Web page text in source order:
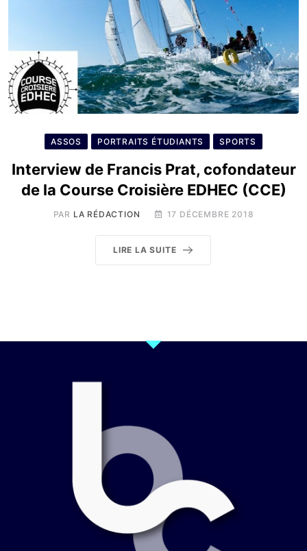
ASSOS PORTRAITS ÉTUDIANTS SPORTS
Interview de Francis Prat, cofondateur
de la Course Croisière EDHEC (CCE)
PAR LA RÉDACTION 17 DÉCEMBRE 2018
LIRE LA SUITE